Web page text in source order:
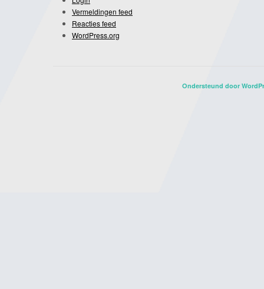
Vermeldingen feed
Reacties feed
WordPress.org
Ondersteund door